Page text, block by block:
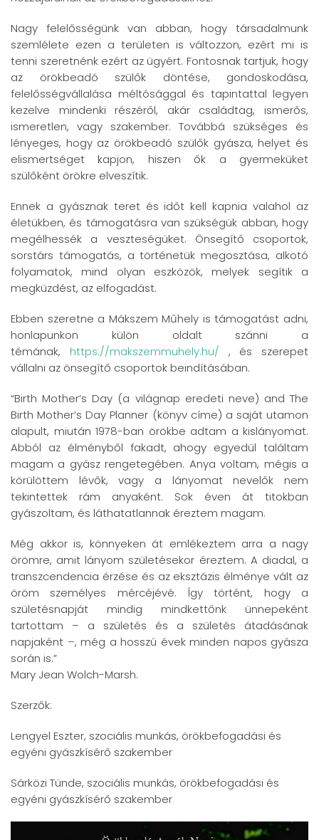
Nagy felelősségünk van abban, hogy társadalmunk
szemlélete ezen a területen is változzon, ezért mi is
tenni szeretnénk ezért az ügyért. Fontosnak tartjuk, hogy
az örökbeadó szülők döntése, gondoskodása,
felelősségvállalása méltósággal és tapintattal legyen
kezelve mindenki részéről, akár családtag, ismerős,
ismeretlen, vagy szakember. Továbbá szükséges és
lényeges, hogy az örökbeadó szülők gyásza, helyet és
elismertséget kapjon, hiszen ők a gyermeküket
szülőként örökre elveszítik.
Ennek a gyásznak teret és időt kell kapnia valahol az
életükben, és támogatásra van szükségük abban, hogy
megélhessék a veszteségüket. Önsegítő csoportok,
sorstárs támogatás, a történetük megosztása, alkotó
folyamatok, mind olyan eszközök, melyek segítik a
megküzdést, az elfogadást.
Ebben szeretne a Mákszem Műhely is támogatást adni,
honlapunkon külön oldalt szánni a
témának, https://makszemmuhely.hu/ , és szerepet
vállalni az önsegítő csoportok beindításában.
“Birth Mother’s Day (a világnap eredeti neve) and The
Birth Mother’s Day Planner (könyv címe) a saját utamon
alapult, miután 1978-ban örökbe adtam a kislányomat.
Abból az élményből fakadt, ahogy egyedül találtam
magam a gyász rengetegében. Anya voltam, mégis a
körülöttem lévők, vagy a lányomat nevelők nem
tekintettek rám anyaként. Sok éven át titokban
gyászoltam, és láthatatlannak éreztem magam.
Még akkor is, könnyeken át emlékeztem arra a nagy
örömre, amit lányom születésekor éreztem. A diadal, a
transzcendencia érzése és az eksztázis élménye vált az
öröm személyes mércéjévé. Így történt, hogy a
születésnapját mindig mindkettőnk ünnepeként
tartottam – a születés és a születés átadásának
napjaként –, még a hosszú évek minden napos gyásza
során is.”
Mary Jean Wolch-Marsh.
Szerzők:
Lengyel Eszter, szociális munkás, örökbefogadási és
egyéni gyászkísérő szakember
Sárközi Tünde, szociális munkás, örökbefogadási és
egyéni gyászkísérő szakember